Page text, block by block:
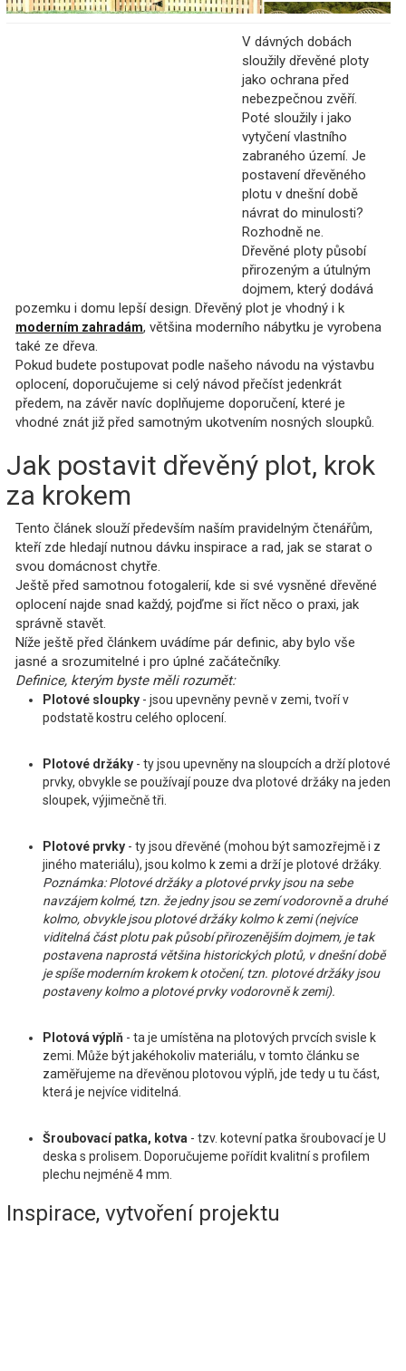
V dávných dobách
sloužily dřevěné ploty
jako ochrana před
nebezpečnou zvěří.
Poté sloužily i jako
vytyčení vlastního
zabraného území. Je
postavení dřevěného
plotu v dnešní době
návrat do minulosti?
Rozhodně ne.
Dřevěné ploty působí
přirozeným a útulným
dojmem, který dodává
pozemku i domu lepší design. Dřevěný plot je vhodný i k
moderním zahradám, většina moderního nábytku je vyrobena
také ze dřeva.
Pokud budete postupovat podle našeho návodu na výstavbu
oplocení, doporučujeme si celý návod přečíst jedenkrát
předem, na závěr navíc doplňujeme doporučení, které je
vhodné znát již před samotným ukotvením nosných sloupků.
Jak postavit dřevěný plot, krok
za krokem
Tento článek slouží především naším pravidelným čtenářům,
kteří zde hledají nutnou dávku inspirace a rad, jak se starat o
svou domácnost chytře.
Ještě před samotnou fotogalerií, kde si své vysněné dřevěné
oplocení najde snad každý, pojďme si říct něco o praxi, jak
správně stavět.
Níže ještě před článkem uvádíme pár definic, aby bylo vše
jasné a srozumitelné i pro úplné začátečníky.
Definice, kterým byste měli rozumět:
Plotové sloupky - jsou upevněny pevně v zemi, tvoří v
podstatě kostru celého oplocení.
Plotové držáky - ty jsou upevněny na sloupcích a drží plotové
prvky, obvykle se používají pouze dva plotové držáky na jeden
sloupek, výjimečně tři.
Plotové prvky - ty jsou dřevěné (mohou být samozřejmě i z
jiného materiálu), jsou kolmo k zemi a drží je plotové držáky.
Poznámka: Plotové držáky a plotové prvky jsou na sebe
navzájem kolmé, tzn. že jedny jsou se zemí vodorovně a druhé
kolmo, obvykle jsou plotové držáky kolmo k zemi (nejvíce
viditelná část plotu pak působí přirozenějším dojmem, je tak
postavena naprostá většina historických plotů, v dnešní době
je spíše moderním krokem k otočení, tzn. plotové držáky jsou
postaveny kolmo a plotové prvky vodorovně k zemi).
Plotová výplň - ta je umístěna na plotových prvcích svisle k
zemi. Může být jakéhokoliv materiálu, v tomto článku se
zaměřujeme na dřevěnou plotovou výplň, jde tedy u tu část,
která je nejvíce viditelná.
Šroubovací patka, kotva - tzv. kotevní patka šroubovací je U
deska s prolisem. Doporučujeme pořídit kvalitní s profilem
plechu nejméně 4 mm.
Inspirace, vytvoření projektu